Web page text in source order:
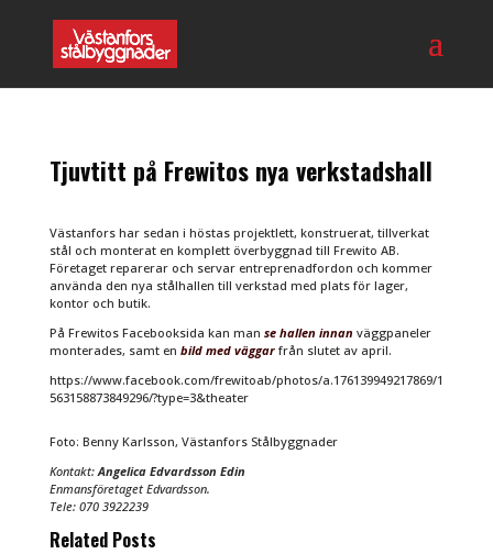
Tjuvtitt på Frewitos nya verkstadshall
Västanfors har sedan i höstas projektlett, konstruerat, tillverkat
stål och monterat en komplett överbyggnad till Frewito AB.
Företaget reparerar och servar entreprenadfordon och kommer
använda den nya stålhallen till verkstad med plats för lager,
kontor och butik.
På Frewitos Facebooksida kan man se hallen innan väggpaneler
monterades, samt en bild med väggarfrån slutet av april.
https://www.facebook.com/frewitoab/photos/a.176139949217869/1
563158873849296/?type=3&theater
Foto: Benny Karlsson, Västanfors Stålbyggnader
Kontakt:Angelica Edvardsson Edin
Enmansföretaget Edvardsson.
Tele: 070 3922239
Related Posts